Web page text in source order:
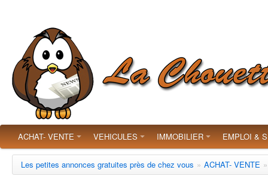
ACHAT- VENTE VEHICULES IMMOBILIER EMPLOI &
Les petites annonces gratuites près de chez vous » ACHAT- VENTE »